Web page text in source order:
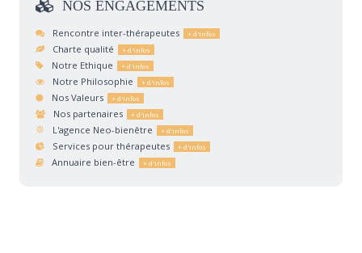
NOS ENGAGEMENTS
Rencontre inter-thérapeutes
Charte qualité
Notre Ethique
Notre Philosophie
Nos Valeurs
Nos partenaires
L'agence Neo-bienêtre
Services pour thérapeutes
Annuaire bien-être